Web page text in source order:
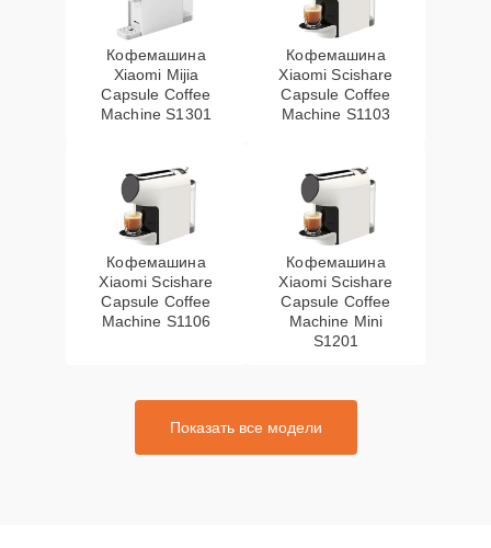
Кофемашина
Xiaomi Mijia
Capsule Coffee
Machine S1301
Кофемашина
Xiaomi Scishare
Capsule Coffee
Machine S1103
Кофемашина
Xiaomi Scishare
Capsule Coffee
Machine S1106
Кофемашина
Xiaomi Scishare
Capsule Coffee
Machine Mini
S1201
Показать все модели